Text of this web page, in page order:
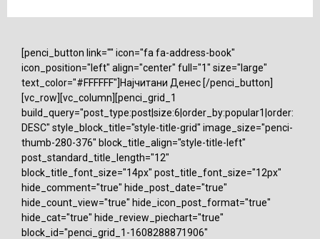
[penci_button link="" icon="fa fa-address-book"
icon_position="left" align="center" full="1" size="large"
text_color="#FFFFFF"]Најчитани Денес [/penci_button]
[vc_row][vc_column][penci_grid_1
build_query="post_type:post|size:6|order_by:popular1|order:
DESC" style_block_title="style-title-grid" image_size="penci-
thumb-280-376" block_title_align="style-title-left"
post_standard_title_length="12"
block_title_font_size="14px" post_title_font_size="12px"
hide_comment="true" hide_post_date="true"
hide_count_view="true" hide_icon_post_format="true"
hide_cat="true" hide_review_piechart="true"
block_id="penci_grid_1-1608288871906"